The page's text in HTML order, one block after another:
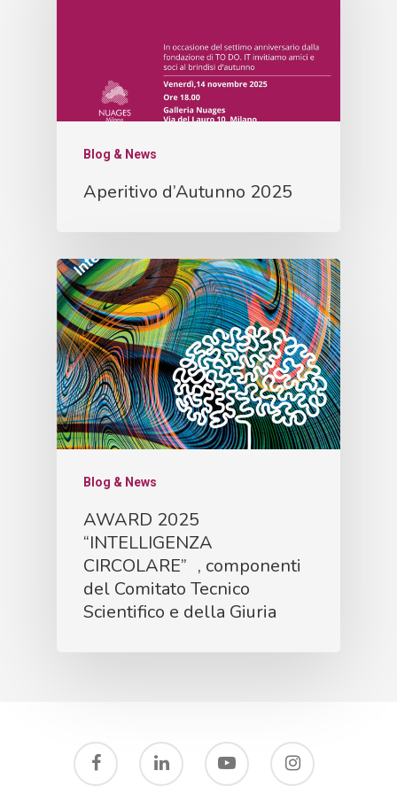
Blog & News
Aperitivo d’Autunno 2025
Blog & News
AWARD 2025
“INTELLIGENZA
CIRCOLARE” , componenti
del Comitato Tecnico
Scientifico e della Giuria